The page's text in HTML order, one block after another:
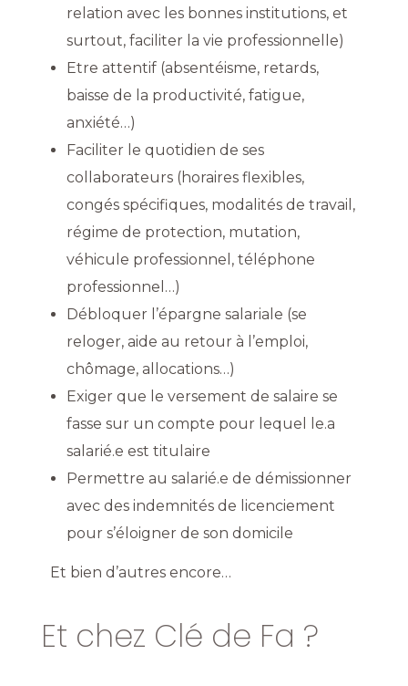
relation avec les bonnes institutions, et
surtout, faciliter la vie professionnelle)
Etre attentif (absentéisme, retards,
baisse de la productivité, fatigue,
anxiété…)
Faciliter le quotidien de ses
collaborateurs (horaires flexibles,
congés spécifiques, modalités de travail,
régime de protection, mutation,
véhicule professionnel, téléphone
professionnel…)
Débloquer l’épargne salariale (se
reloger, aide au retour à l’emploi,
chômage, allocations…)
Exiger que le versement de salaire se
fasse sur un compte pour lequel le.a
salarié.e est titulaire
Permettre au salarié.e de démissionner
avec des indemnités de licenciement
pour s’éloigner de son domicile
Et bien d’autres encore…
Et chez Clé de Fa ?